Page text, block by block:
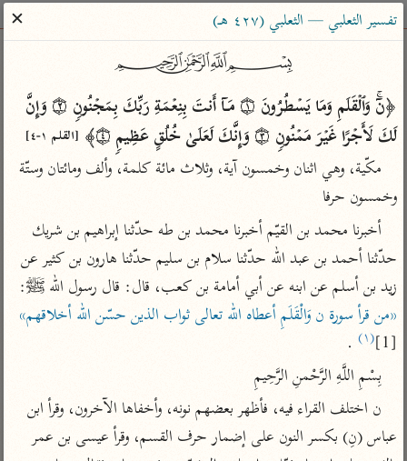
ساهم معنا في نشر القرآن والعلم الشرعي
الباحث القرآني
بحث تفسير علوم مصاحف معاجم
Type 2 or more characters for results.
Type 1 or more
characters for results.
أمّهات
تفسير الطبري
تفسير ابن كثير
تفسير القرطبي
تفسير البغوي
جمع الأقوال
تفسير ابن الجوزي
عامّة
فتح البيان للقنوجي
فتح القدير للشوكاني
تفسير ابن جزي
موسوعات
تفسير الآلوسي
تفسير الرازي
معاصرة
الميسر
المختصر في
التفسير
القرآن – تدبر وعمل
تفسير ابن عثيمين
تفسير الثعلبي — الثعلبي (٤٢٧ هـ)
✕
﷽
لَكَ لَأَجۡرًا غَیۡرَ مَمۡنُونࣲ ۝٣ وَإِنَّكَ لَعَلَىٰ خُلُقٍ عَظِیمࣲ ۝٤﴾
[القلم ١-٤]
وخمسون حرفا
زيد بن أسلم عن ابنه عن أبي أمامة بن كعب، قال: قال رسول الله ﷺ‎:
«من قرأ سورة ن وَالْقَلَمِ أعطاه الله تعالى ثواب الذين حسّن الله أخلاقهم»
[1]
(١)
.
بِسْمِ اللَّهِ الرَّحْمنِ الرَّحِيمِ
عباس (نِ) بكسر النون على إضمار حرف القسم، وقرأ عيسى بن عمر